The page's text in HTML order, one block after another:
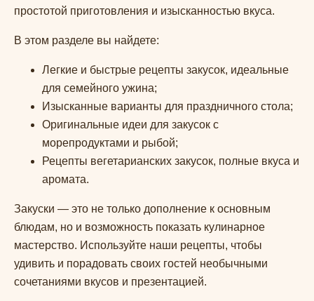
простотой приготовления и изысканностью вкуса.
В этом разделе вы найдете:
Легкие и быстрые рецепты закусок, идеальные
для семейного ужина;
Изысканные варианты для праздничного стола;
Оригинальные идеи для закусок с
морепродуктами и рыбой;
Рецепты вегетарианских закусок, полные вкуса и
аромата.
Закуски — это не только дополнение к основным
блюдам, но и возможность показать кулинарное
мастерство. Используйте наши рецепты, чтобы
удивить и порадовать своих гостей необычными
сочетаниями вкусов и презентацией.